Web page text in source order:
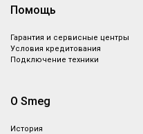
Помощь
Гарантия и сервисные центры
Условия кредитования
Подключение техники
О Smeg
История